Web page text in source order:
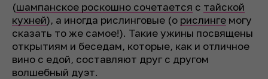
(шампанское роскошно сочетается с тайской
кухней), а иногда рислинговые (о рислинге могу
сказать то же самое!). Такие ужины посвящены
открытиям и беседам, которые, как и отличное
вино с едой, составляют друг с другом
волшебный дуэт.